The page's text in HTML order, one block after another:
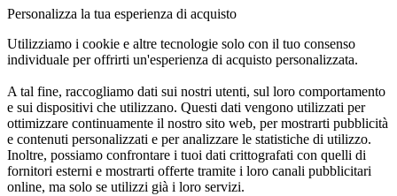
Personalizza la tua esperienza di acquisto
Utilizziamo i cookie e altre tecnologie solo con il tuo consenso
individuale per offrirti un'esperienza di acquisto personalizzata.
A tal fine, raccogliamo dati sui nostri utenti, sul loro comportamento
e sui dispositivi che utilizzano. Questi dati vengono utilizzati per
ottimizzare continuamente il nostro sito web, per mostrarti pubblicità
e contenuti personalizzati e per analizzare le statistiche di utilizzo.
Inoltre, possiamo confrontare i tuoi dati crittografati con quelli di
fornitori esterni e mostrarti offerte tramite i loro canali pubblicitari
online, ma solo se utilizzi già i loro servizi.